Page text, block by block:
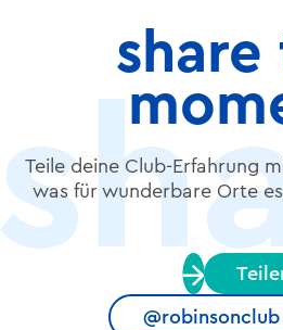
share
Teile deine Club-Erfahrung
was für wunderbare Orte